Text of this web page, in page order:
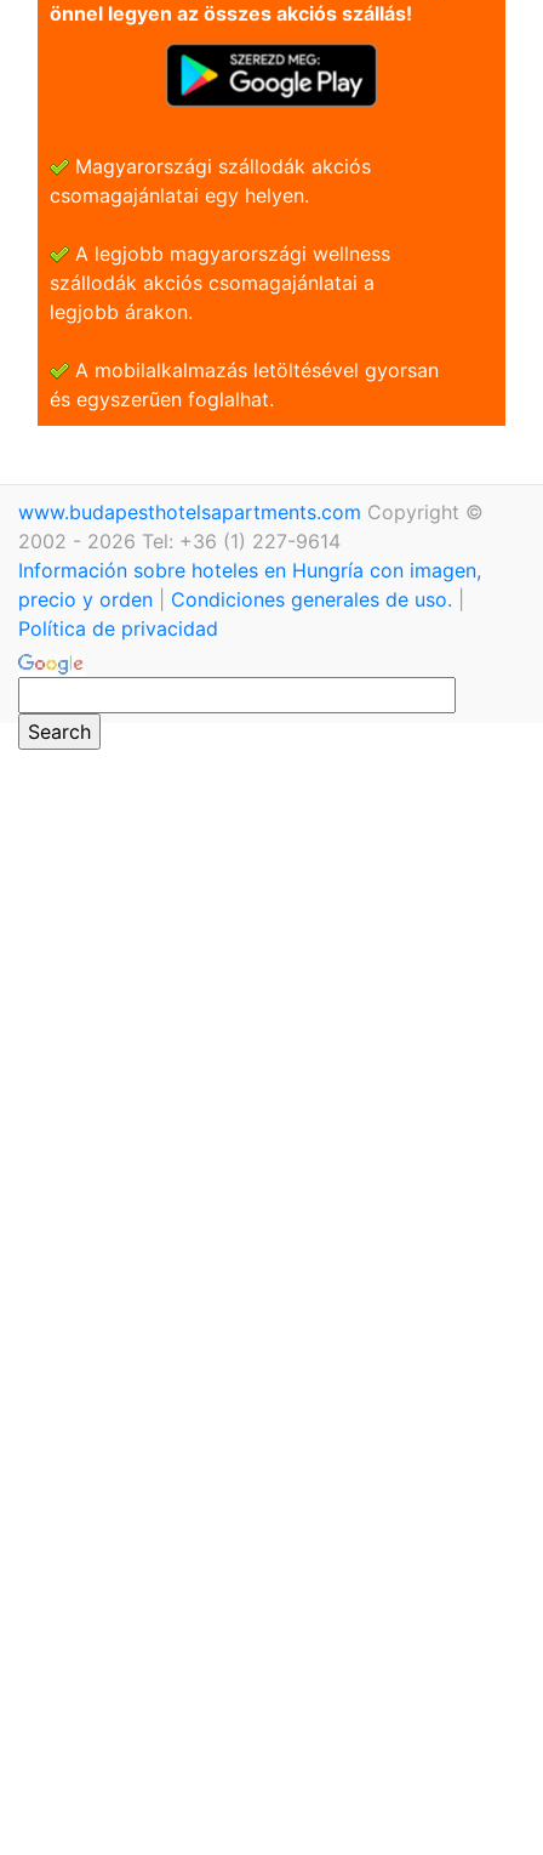
önnel legyen az összes akciós szállás!
Magyarországi szállodák akciós
csomagajánlatai egy helyen.
A legjobb magyarországi wellness
szállodák akciós csomagajánlatai a
legjobb árakon.
A mobilalkalmazás letöltésével gyorsan
és egyszerũen foglalhat.
www.budapesthotelsapartments.com Copyright ©
2002 - 2026 Tel: +36 (1) 227-9614
Información sobre hoteles en Hungría con imagen,
precio y orden
Condiciones generales de uso.
Política de privacidad